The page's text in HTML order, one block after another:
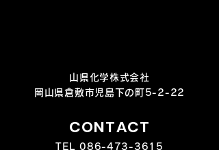
山県化学株式会社
岡山県倉敷市児島下の町5-2-22
CONTACT
TEL086-473-3615